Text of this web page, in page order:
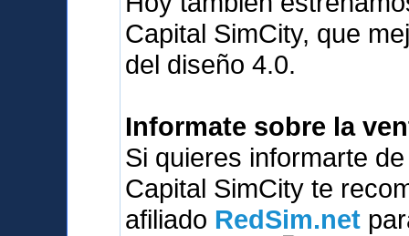
Capital SimCity, que
del diseño 4.0.
Informate sobre la
Si quieres informarte
Capital SimCity te
afiliado RedSim.net